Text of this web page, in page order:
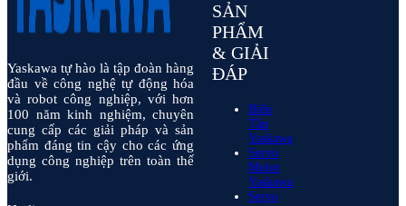
Yaskawa tự hào là tập đoàn hàng
đầu về công nghệ tự động hóa
và robot công nghiệp, với hơn
100 năm kinh nghiệm, chuyên
cung cấp các giải pháp và sản
phẩm đáng tin cậy cho các ứng
dụng công nghiệp trên toàn thế
giới.
SẢN
PHẨM
& GIẢI
ĐÁP
Biến
Tần
Yaskawa
Servo
Motor
Yaskawa
Servo